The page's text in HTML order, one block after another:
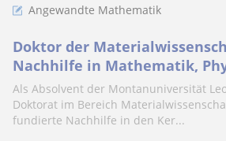
Angewandte Mathematik
Doktor der
Nachhilfe in Mathematik,
Mechanik für höhere
Fachhochschulen an.
Als Absolvent der Montanuniversität
Doktorat im Bereich
fundierte Nachhilfe in den Ker...